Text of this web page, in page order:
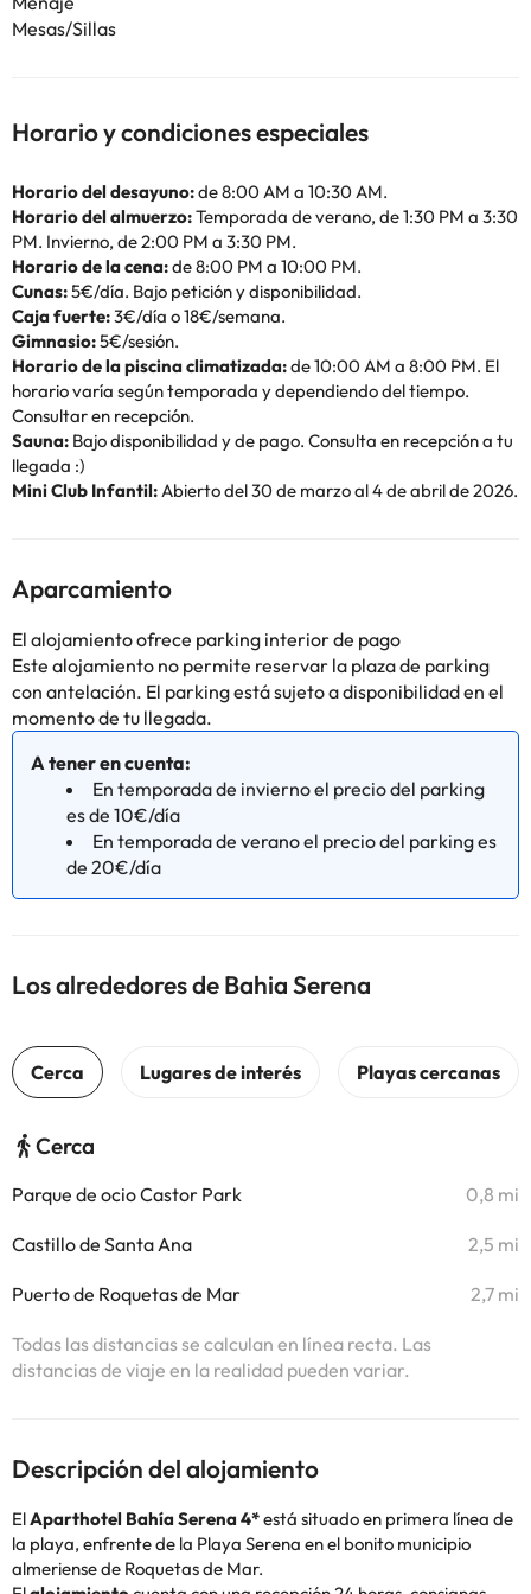
Mesas/Sillas
Horario y condiciones especiales
Horario del desayuno:de 8:00 AM a 10:30 AM.
Horario del almuerzo:Temporada de verano, de 1:30 PM a 3:30
PM. Invierno, de 2:00 PM a 3:30 PM.
Horario de la cena:de 8:00 PM a 10:00 PM.
Cunas:5€/día. Bajo petición y disponibilidad.
Caja fuerte:3€/día o 18€/semana.
Gimnasio:5€/sesión.
Horario de la piscina climatizada:de 10:00 AM a 8:00 PM. El
horario varía según temporada y dependiendo del tiempo.
Consultar en recepción.
Sauna: Bajo disponibilidad y de pago. Consulta en recepción a tu
llegada :)
Mini Club Infantil:Abierto del 30 de marzo al 4 de abril de 2026.
Aparcamiento
El alojamiento ofrece parking interior de pago
Este alojamiento no permite reservar la plaza de parking
con antelación. El parking está sujeto a disponibilidad en el
momento de tu llegada.
A tener en cuenta:
En temporada de invierno el precio del parking
es de 10€/día
En temporada de verano el precio del parking es
de 20€/día
Los alrededores de Bahia Serena
Cerca
Parque de ocio Castor Park 0,8 mi
Castillo de Santa Ana 2,5 mi
Puerto de Roquetas de Mar 2,7 mi
Todas las distancias se calculan en línea recta. Las
distancias de viaje en la realidad pueden variar.
Descripción del alojamiento
ElAparthotel Bahía Serena 4*está situado en primera línea de
la playa, enfrente de la Playa Serena en el bonito municipio
almeriense de Roquetas de Mar.